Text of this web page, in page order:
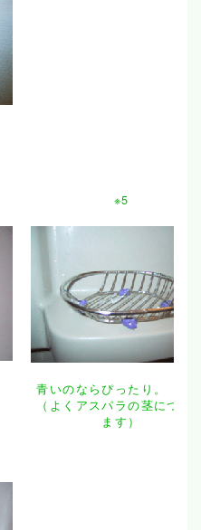
※5
青いのならぴったり。
（よくアスパラの茎につい
ます）